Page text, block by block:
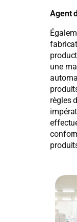
Agent
une
règles